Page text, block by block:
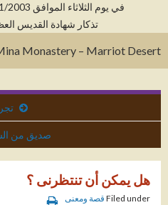
في يوم الثلاثاء الموافق 25/11/2003م - 15 هاتور 1720ش
تذكار شهادة القديس
Monastery – Marriot Desert
صديق من
هل يمكن أن تنتظرنى ؟
Filed underقصة ومعنى